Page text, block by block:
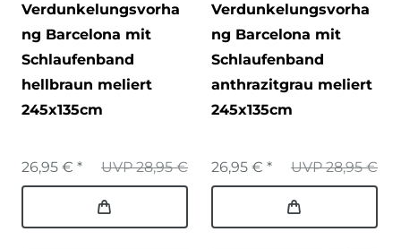
Verdunkelungsvorha
ng Barcelona mit
Schlaufenband
hellbraun meliert
245x135cm
UVP 28,95 €
26,95 € *
Verdunkelungsvorha
ng Barcelona mit
Schlaufenband
anthrazitgrau meliert
245x135cm
UVP 28,95 €
26,95 € *